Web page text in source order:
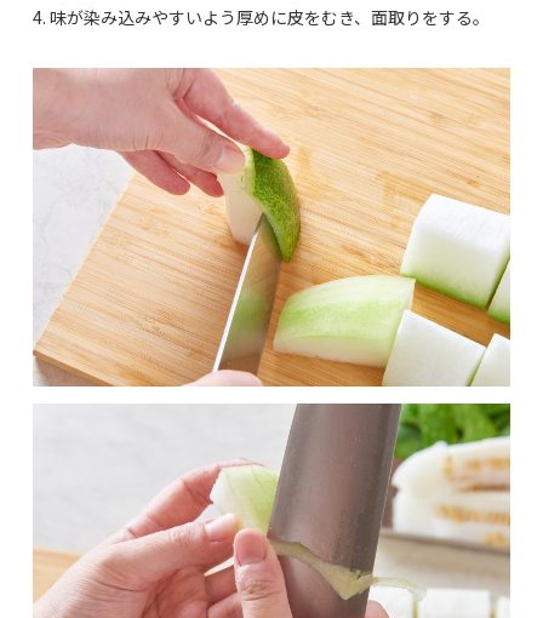
4. 味が染み込みやすいよう厚めに皮をむき、面取りをする。